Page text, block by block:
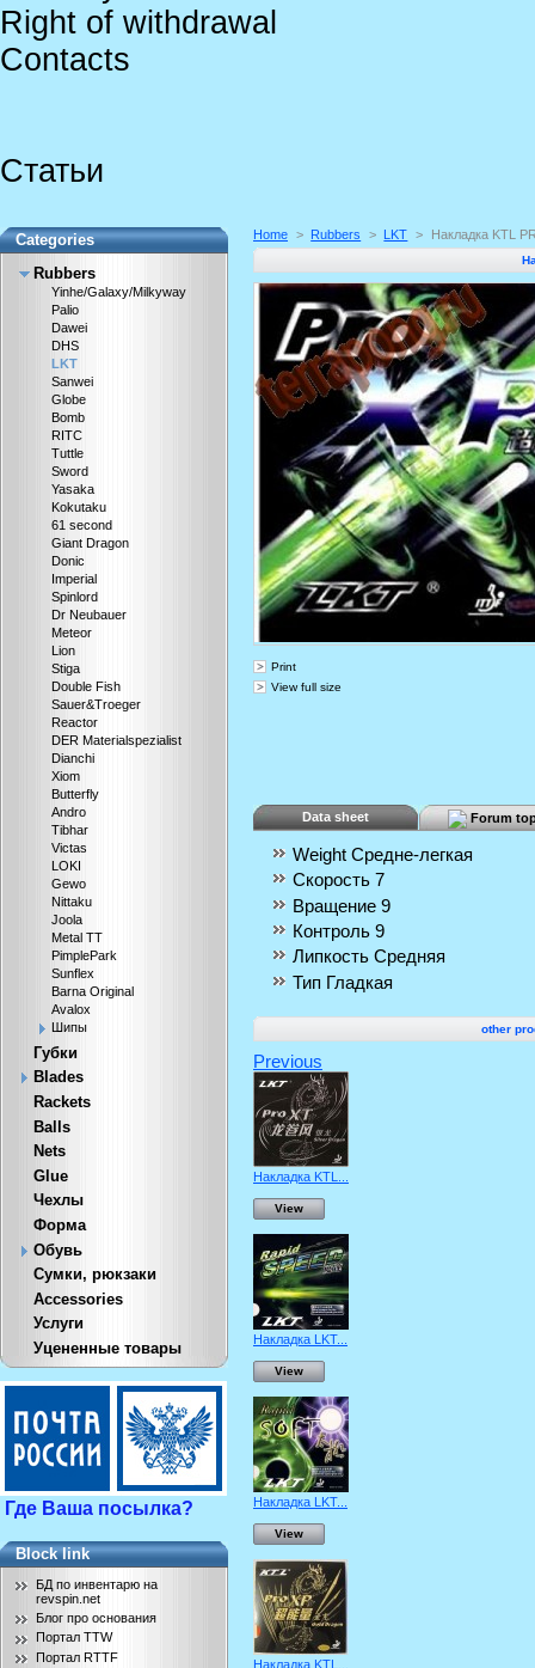
Right of withdrawal
Contacts
Статьи
Categories
Rubbers
Yinhe/Galaxy/Milkyway
Palio
Dawei
DHS
LKT
Sanwei
Globe
Bomb
RITC
Tuttle
Sword
Yasaka
Kokutaku
61 second
Giant Dragon
Donic
Imperial
Spinlord
Dr Neubauer
Meteor
Lion
Stiga
Double Fish
Sauer&Troeger
Reactor
DER Materialspezialist
Dianchi
Xiom
Butterfly
Andro
Tibhar
Victas
LOKI
Gewo
Nittaku
Joola
Metal TT
PimplePark
Sunflex
Barna Original
Avalox
Шипы
Губки
Blades
Rackets
Balls
Nets
Glue
Чехлы
Форма
Обувь
Сумки, рюкзаки
Accessories
Услуги
Уцененные товары
Где Ваша посылка?
Block link
БД по инвентарю на
revspin.net
Блог про основания
Портал TTW
Портал RTTF
Home > Rubbers > LKT > Накладка KTL
Print
View full size
Data sheet Forum
Weight Средне-легкая
Скорость 7
Вращение 9
Контроль 9
Липкость Средняя
Тип Гладкая
other
Previous
Накладка KTL...
View
Накладка LKT...
View
Накладка LKT...
View
Накладка KTL...